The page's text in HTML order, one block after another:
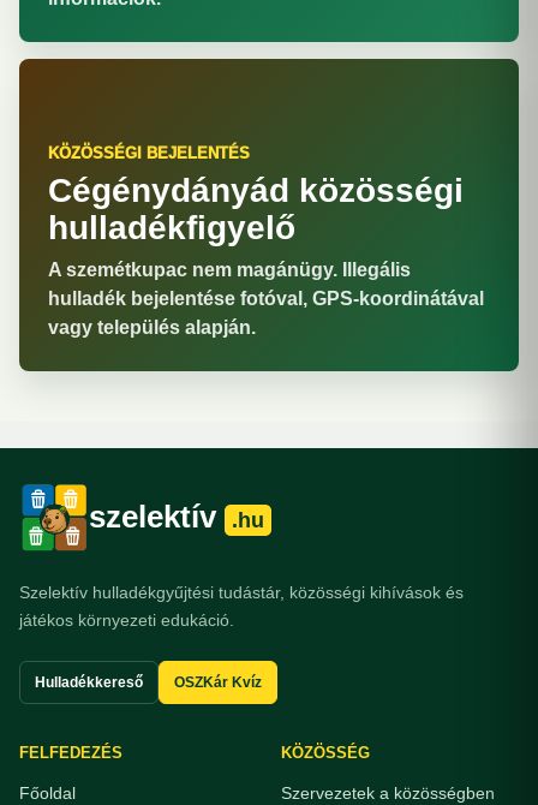
KÖZÖSSÉGI BEJELENTÉS
Cégénydányád közösségi
hulladékfigyelő
A szemétkupac nem magánügy. Illegális
hulladék bejelentése fotóval, GPS-koordinátával
vagy település alapján.
szelektív .hu
Szelektív hulladékgyűjtési tudástár, közösségi kihívások és
játékos környezeti edukáció.
Hulladékkereső OSZKár Kvíz
FELFEDEZÉS
Főoldal
KÖZÖSSÉG
Szervezetek a közösségben